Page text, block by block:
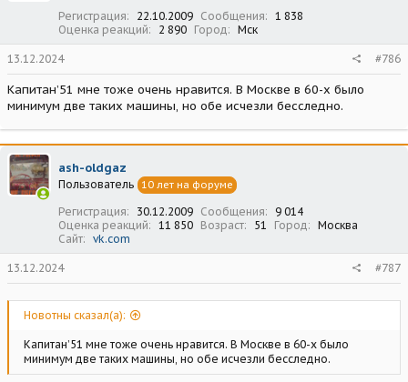
Регистрация
22.10.2009 Сообщения
1 838
Оценка реакций
2 890 Город Мск
13.12.2024 #786
Капитан’51 мне тоже очень нравится. В Москве в 60-х было
минимум две таких машины, но обе исчезли бесследно.
ash-oldgaz
Пользователь 10 лет на форуме
Регистрация 30.12.2009 Сообщения
9 014
Оценка реакций
11 850 Возраст 51 Город
Москва
Сайт
vk.com
13.12.2024 #787
Новотны сказал(а):
Капитан’51 мне тоже очень нравится. В Москве в 60-х было
минимум две таких машины, но обе исчезли бесследно.